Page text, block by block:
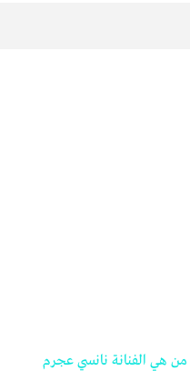
من هي الفنانة نانسي عجرم